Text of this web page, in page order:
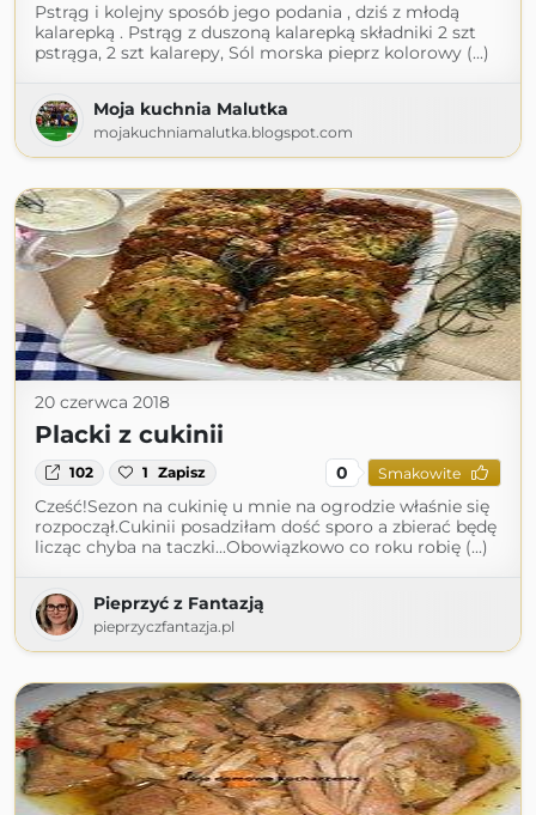
Pstrąg i kolejny sposób jego podania , dziś z młodą
kalarepką . Pstrąg z duszoną kalarepką składniki 2 szt
pstrąga, 2 szt kalarepy, Sól morska pieprz kolorowy (...)
Moja kuchnia Malutka
mojakuchniamalutka.blogspot.com
20 czerwca 2018
Placki z cukinii
102 1 Zapisz 0 Smakowite
Cześć!Sezon na cukinię u mnie na ogrodzie właśnie się
rozpoczął.Cukinii posadziłam dość sporo a zbierać będę
licząc chyba na taczki...Obowiązkowo co roku robię (...)
Pieprzyć z Fantazją
pieprzyczfantazja.pl